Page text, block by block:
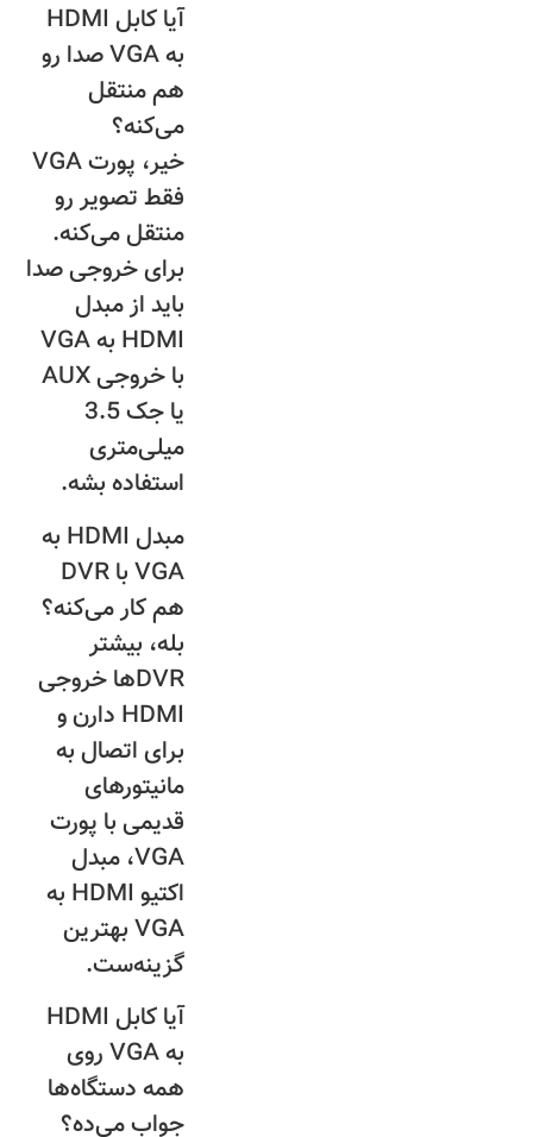
آیا کابل HDMI
به VGA صدا رو
هم منتقل
می‌کنه؟
خیر، پورت VGA
فقط تصویر رو
منتقل می‌کنه.
برای خروجی صدا
باید از مبدل
HDMI به VGA
با خروجی AUX
یا جک 3.5
میلی‌متری
استفاده بشه.
مبدل HDMI به
VGA با DVR
هم کار می‌کنه؟
بله، بیشتر
DVRها خروجی
HDMI دارن و
برای اتصال به
مانیتورهای
قدیمی با پورت
VGA، مبدل
اکتیو HDMI به
VGA بهترین
گزینه‌ست.
آیا کابل HDMI
به VGA روی
همه دستگاه‌ها
جواب می‌ده؟